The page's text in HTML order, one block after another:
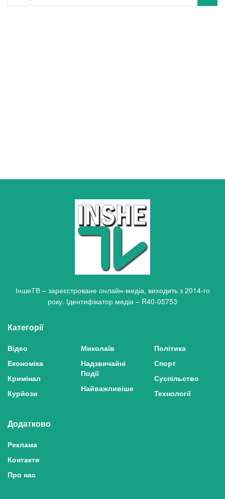
ІншеТВ – зареєстроване онлайн-медіа, виходить з 2014-го
року. Ідентифікатор медіа – R40-05753
Категорії
Відео
Економіка
Кримінал
Курйози
Миколаїв
Надзвичайні
Події
Найважливіше
Політика
Спорт
Суспільство
Технології
Додатково
Реклама
Контакти
Про нас